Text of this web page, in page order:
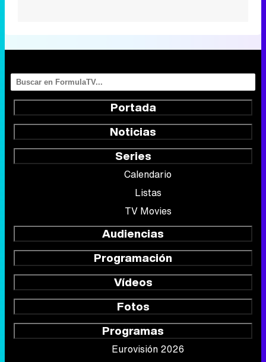
Portada
Noticias
Series
Calendario
Listas
TV Movies
Audiencias
Programación
Vídeos
Fotos
Programas
Eurovisión 2026